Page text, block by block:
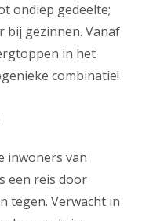
ondiep gedeelte;
bij gezinnen. Vanaf
in het
combinatie!
inwoners van
een reis door
tegen. Verwacht in